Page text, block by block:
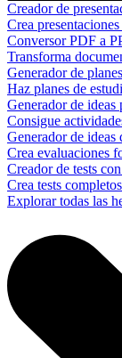
Creador de
Crea
Conversor PDF a
Transforma
Generador de
Haz planes de
Generador de
Consigue
Generador de ideas
Crea evaluaciones
Creador de tests
Crea tests
Explorar todas las